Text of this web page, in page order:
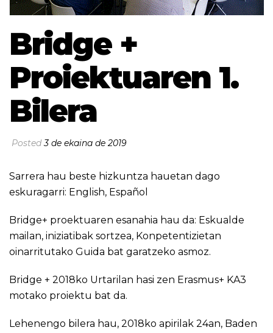
Bridge +
Proiektuaren 1.
Bilera
Posted3 de ekaina de 2019
Sarrera hau beste hizkuntza hauetan dago
eskuragarri: English, Español
Bridge+ proektuaren esanahia hau da: Eskualde
mailan, iniziatibak sortzea, Konpetentizietan
oinarritutako Guida bat garatzeko asmoz.
Bridge + 2018ko Urtarilan hasi zen Erasmus+ KA3
motako proiektu bat da.
Lehenengo bilera hau, 2018ko apirilak 24an, Baden